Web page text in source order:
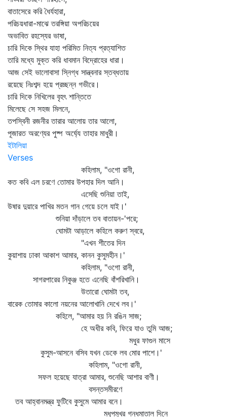
বাতাসেরে করি ধৈর্যহারা,
পরিচয়ধারা-মাঝে তরঙ্গিয়া অপরিচয়ের
অভাবিত রহস্যের ভাষা,
চারি দিকে স্থির যাহা পরিমিত নিত্য প্রত্যাশিত
তারি মধ্যে মুক্ত করি ধাবমান বিদ্রোহের ধারা।
আজ সেই ভালোবাসা স্নিগ্ধ সান্ত্বনার স্তব্ধতায়
রয়েছে নিঃশব্দ হয়ে প্রচ্ছন্ন গভীরে।
চারি দিকে নিখিলের বৃহৎ শান্তিতে
মিলেছে সে সহজ মিলনে,
তপস্বিনী রজনীর তারার আলোয় তার আলো,
পূজারত অরণ্যের পুষ্প অর্ঘ্যে তাহার মাধুরী।
ইটালিয়া
Verses
কহিলাম, "ওগো রানী,
কত কবি এল চরণে তোমার উপহার দিল আনি।
এসেছি শুনিয়া তাই,
উষার দুয়ারে পাখির মতন গান গেয়ে চলে যাই।'
শুনিয়া দাঁড়ালে তব বাতায়ন-'পরে;
ঘোমটা আড়ালে কহিলে করুণ স্বরে,
"এখন শীতের দিন
কুয়াশায় ঢাকা আকাশ আমার, কানন কুসুমহীন।'
কহিলাম, "ওগো রানী,
সাগরপারের নিকুঞ্জ হতে এনেছি বাঁশরিখানি।
উতারো ঘোমটা তব,
বারেক তোমার কালো নয়নের আলোখানি দেখে লব।'
কহিলে, "আমার হয় নি রঙিন সাজ;
হে অধীর কবি, ফিরে যাও তুমি আজ;
মধুর ফাগুন মাসে
কুসুম-আসনে বসিব যখন ডেকে লব মোর পাশে।'
কহিলাম, "ওগো রানী,
সফল হয়েছে যাত্রা আমার, শুনেছি আশার বাণী।
বসন্তসমীরণে
তব আহ্বানমন্ত্র ফুটিবে কুসুমে আমার বনে।
মধুপমুখর গন্ধমাতাল দিনে